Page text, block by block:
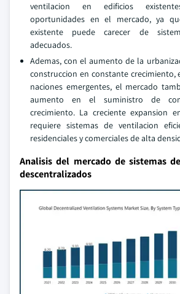
ventilacion en edificios
oportunidades en el mercado, ya
existente puede carecer de
adecuados.
Ademas, con el aumento de la
construccion en constante crecimiento,
naciones emergentes, el mercado
aumento en el suministro de
crecimiento. La creciente expansion
requiere sistemas de ventilacion
residenciales y comerciales de alta
Analisis del mercado de sistemas
descentralizados